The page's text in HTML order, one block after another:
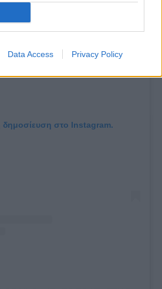
Data Access Privacy Policy
δημοσίευση στο Instagram.